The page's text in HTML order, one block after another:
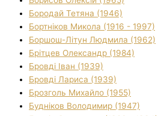
Бородай Тетяна (1946)
Бортніков Микола (1916 - 1997)
Боршош-Літун Людмила (1962)
Брітцев Олександр (1984)
Бровді Іван (1939)
Бровді Лариса (1939)
Брозголь Михайло (1955)
Будніков Володимир (1947)